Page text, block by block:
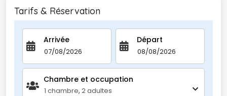
Tarifs & Réservation
Arrivée Départ
Chambre et occupation
1 chambre, 2adultes